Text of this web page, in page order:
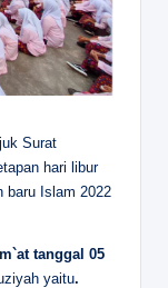
Surat
hari libur
baru Islam 2022
tanggal 05
yaitu.